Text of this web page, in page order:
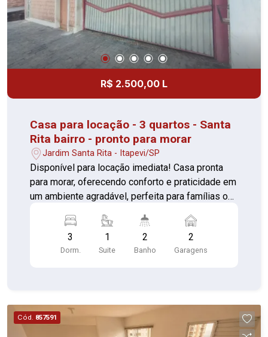
bancário Aceita utilização de FGTS Excelente
opção para investidores que desejam ampliar sua
carteira imobiliária ou para quem busca um
imóvel com potencial de renda imediata.
R$ 2.500,00 L
Casa para locação - 3 quartos - Santa
Rita bairro - pronto para morar
Jardim Santa Rita - Itapevi/SP
Disponível para locação imediata! Casa pronta
para morar, oferecendo conforto e praticidade em
um ambiente agradável, perfeita para famílias ou
com entrada compartilhada separado por porta de
segurança na escada, água e luz individual. 3
Quartos sendo 1 suíte Sala Varanda Cozinha
3
Dorm.
1
Suite
2
Banho
2
Garagens
Cód. 857591